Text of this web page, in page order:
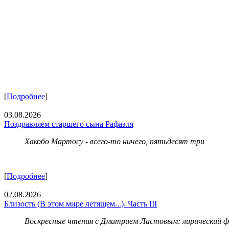
[Подробнее]
03.08.2026
Поздравляем старшего сына Рафаэля
Хакобо Мартосу - всего-то ничего, пятьдесят три
[Подробнее]
02.08.2026
Близость (В этом мире летящем...). Часть III
Воскресные чтения с Дмитрием Ластовым: лирический